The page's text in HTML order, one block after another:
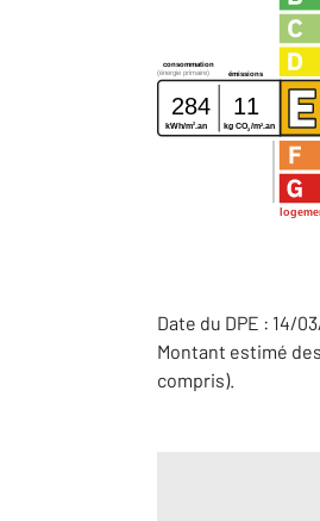
consommation
émissions
(énergie primaire)
284 11
kWh/m2 .an kg CO2/m2 .an
Date du DPE : 14/
Montant estimé
compris).